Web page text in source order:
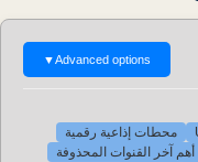
Advanced options
▼
محطات إذاعية رقمية
أهم آخر القنوات المحذوفة